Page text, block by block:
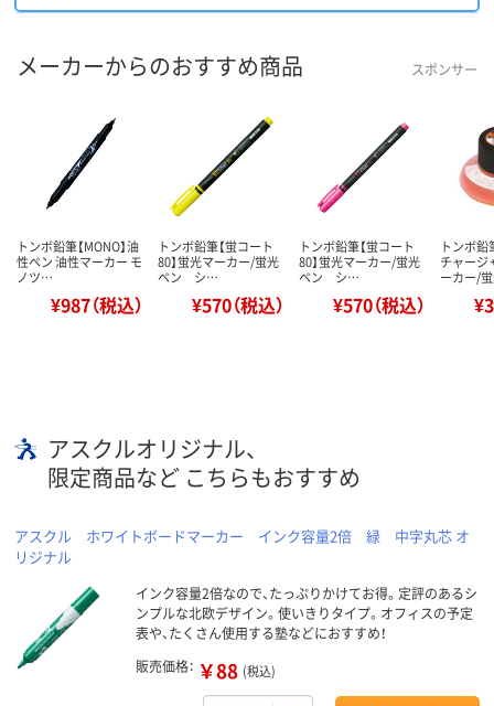
メーカーからのおすすめ商品 スポンサー
トンボ鉛筆【MONO】油
性ペン 油性マーカー モ
ノツ…
¥987（税込）
トンボ鉛筆【蛍コート
80】蛍光マーカー/蛍光
ペン シ…
¥570（税込）
トンボ鉛筆【蛍コート
80】蛍光マーカー/蛍光
ペン シ…
¥570（税込）
トンボ鉛
チャージ
ーカー/
アスクルオリジナル、
限定商品など こちらもおすすめ
アスクル ホワイトボードマーカー インク容量2倍 緑 中字丸芯 オ
リジナル
インク容量2倍なので、たっぷりかけてお得。定評のあるシ
ンプルな北欧デザイン。使いきりタイプ。オフィスの予定
表や、たくさん使用する塾などにおすすめ！
販売価格： ￥88 (税込)